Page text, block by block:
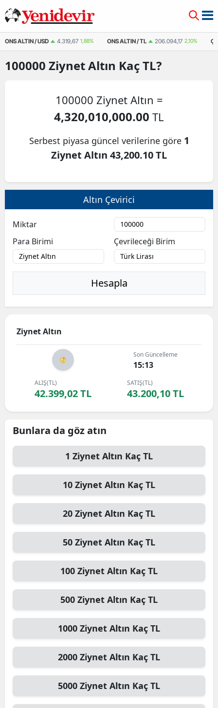
ONS ALTIN / USD 4.319,67 1,88% ONS ALTIN / TL 206.094,17 2,10%
100000 Ziynet Altın Kaç TL?
100000 Ziynet Altın =
4,320,010,000.00 TL
Serbest piyasa güncel verilerine göre 1
Ziynet Altın 43,200.10 TL
Altın Çevirici
Miktar
Para Birimi
Çevrileceği Birim
Hesapla
Ziynet Altın
Son Güncelleme
15:13
ALIŞ(TL)
42.399,02 TL
SATIŞ(TL)
43.200,10 TL
Bunlara da göz atın
1 Ziynet Altın Kaç TL
10 Ziynet Altın Kaç TL
20 Ziynet Altın Kaç TL
50 Ziynet Altın Kaç TL
100 Ziynet Altın Kaç TL
500 Ziynet Altın Kaç TL
1000 Ziynet Altın Kaç TL
2000 Ziynet Altın Kaç TL
5000 Ziynet Altın Kaç TL